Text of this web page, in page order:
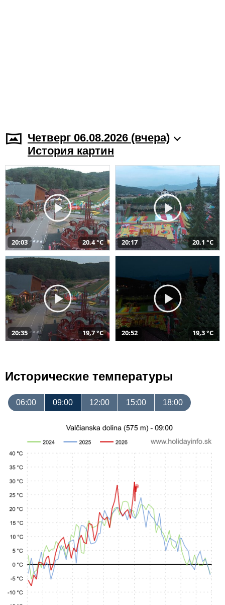
Четверг 06.08.2026 (вчера)
История картин
20:03 20,4 °C 20:17 20,1 °C
20:35 19,7 °C 20:52 19,3 °C
Исторические температуры
06:00 09:00 12:00 15:00 18:00